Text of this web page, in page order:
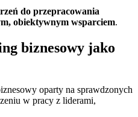
do przepracowania
obiektywnym wsparciem.
biznesowy jako
oparty na sprawdzonych
w pracy z liderami,